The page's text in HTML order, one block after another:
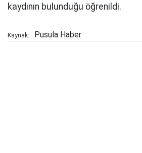
kaydının bulunduğu öğrenildi.
Kaynak: Pusula Haber